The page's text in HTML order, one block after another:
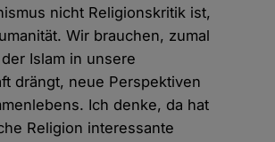
nicht Religionskritik ist,
Wir brauchen, zumal
Islam in unsere
drängt, neue Perspektiven
Ich denke, da hat
Religion interessante